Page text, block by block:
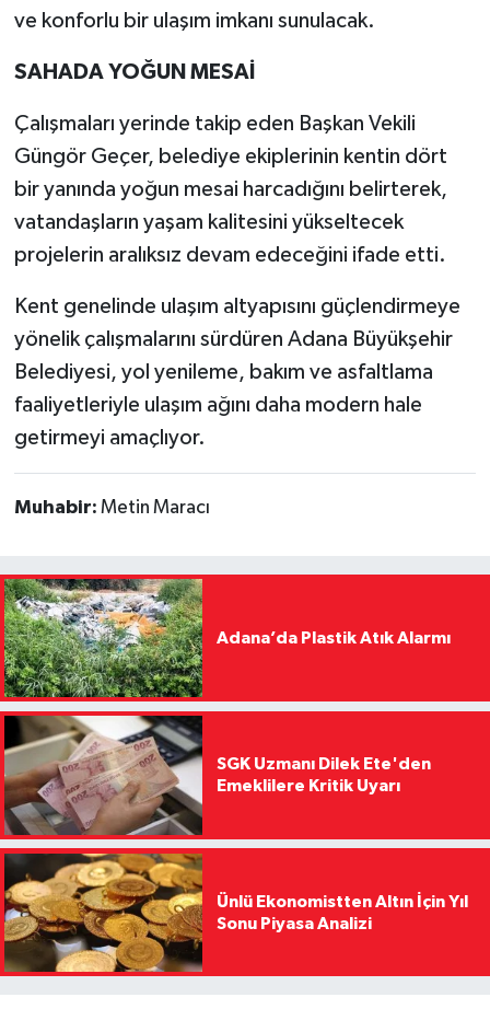
ve konforlu bir ulaşım imkanı sunulacak.
SAHADA YOĞUN MESAİ
Çalışmaları yerinde takip eden Başkan Vekili
Güngör Geçer, belediye ekiplerinin kentin dört
bir yanında yoğun mesai harcadığını belirterek,
vatandaşların yaşam kalitesini yükseltecek
projelerin aralıksız devam edeceğini ifade etti.
Kent genelinde ulaşım altyapısını güçlendirmeye
yönelik çalışmalarını sürdüren Adana Büyükşehir
Belediyesi, yol yenileme, bakım ve asfaltlama
faaliyetleriyle ulaşım ağını daha modern hale
getirmeyi amaçlıyor.
Muhabir: Metin Maracı
Adana’da Plastik Atık Alarmı
SGK Uzmanı Dilek Ete'den
Emeklilere Kritik Uyarı
Ünlü Ekonomistten Altın İçin Yıl
Sonu Piyasa Analizi